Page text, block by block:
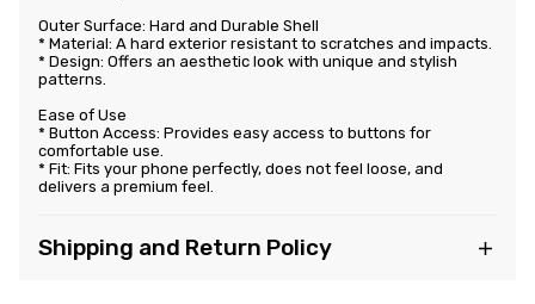
Outer Surface: Hard and Durable Shell
* Material: A hard exterior resistant to scratches and impacts.
* Design: Offers an aesthetic look with unique and stylish
patterns.
Ease of Use
* Button Access: Provides easy access to buttons for
comfortable use.
* Fit: Fits your phone perfectly, does not feel loose, and
delivers a premium feel.
Shipping and Return Policy